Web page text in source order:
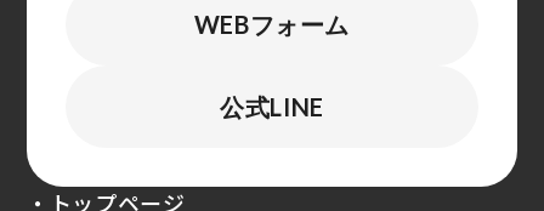
WEBフォーム
公式LINE
・トップページ